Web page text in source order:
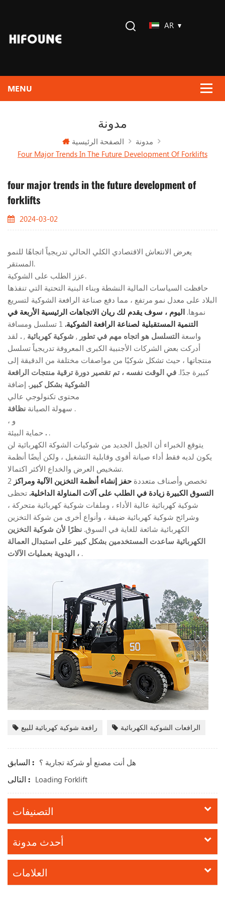
AR
مدونة
الصفحة الرئيسية
مدونة
Four Major Trends In The Future Development Of Forklifts
four major trends in the future development of
forklifts
2024-03-02
يعرض الانتعاش الاقتصادي الكلي الحالي تدريجياً اتجاهًا للنمو
المستقر.
عزز الطلب على الشوكية.
حافظت السياسات المالية النشطة وبناء البنية التحتية التي تنفذها
البلاد على معدل نمو مرتفع ، مما دفع صناعة الرافعة الشوكية لتسريع
نموها. اليوم ، سوف يقدم لك ريان الاتجاهات الرئيسية الأربعة في
التنمية المستقبلية لصناعة الرافعة الشوكية.
1 تسلسل ومسافة
واسعة التسلسل هو اتجاه مهم في تطور , شوكية كهربائية ,
. لقد
أدركت بعض الشركات الأجنبية الكبرى المعروفة تدريجياً تسلسل
منتجاتها ، حيث تشكل شوكيًا من مواصفات مختلفة من الدقيقة إلى
كبيرة جدًا. في الوقت نفسه ، تم تقصير دورة ترقية منتجات الرافعة
الشوكية بشكل كبير. إضافة
محتوى تكنولوجي عالي
سهولة الصيانة .
، و
. .
يتوقع الخبراء أن الجيل الجديد من شوكيات الشوكة الكهربائية لن
يكون لديه فقط أداء صيانة أقوى وقابلية التشغيل ، ولكن أيضًا أنظمة
تشخيص العرض والخداع الأكثر اكتمالا.
2 تخصص وأصناف متعددة حفز إنشاء أنظمة التخزين الآلية ومراكز
التسوق الكبيرة زيادة في الطلب على آلات المناولة الداخلية. تحظى
شوكية كهربائية عالية الأداء ، وملفات شوكية كهربائية متحركة ،
وشرائح شوكية كهربائية ضيقة ، وأنواع أخرى من شوكة التخزين
الكهربائية شائعة للغاية في السوق. نظرًا لأن شوكية التخزين
الكهربائية ساعدت المستخدمين بشكل كبير على استبدال العمالة
اليدوية بعمليات الآلات ، .
رافعة شوكية كهربائية للبيع الرافعات الشوكية الكهربائية
السابق : هل أنت مصنع أو شركة تجارية ؟
التالى : Loading Forklift
التصنيفات
أحدث مدونة
العلامات